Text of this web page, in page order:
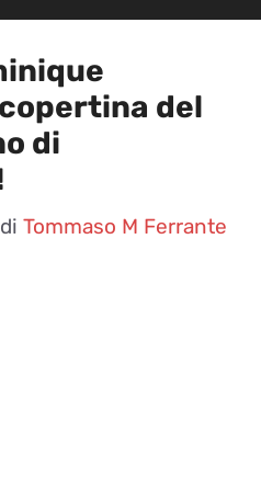
del
di
di Tommaso M Ferrante